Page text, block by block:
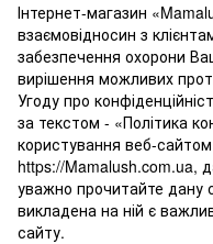
Інтернет-магазин
взаємовідносин з
забезпечення охорони
вирішення можливих
Угоду про
за текстом - «Політика
користування веб-
https://Mamalush.com.ua,
уважно прочитайте дану
викладена на ній є
сайту.